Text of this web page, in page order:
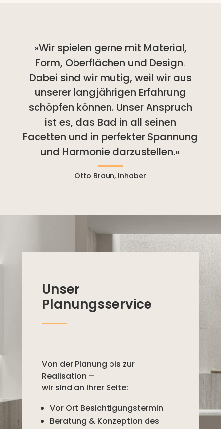
»Wir spielen gerne mit Material,
Form, Oberflächen und Design.
Dabei sind wir mutig, weil wir aus
unserer langjährigen Erfahrung
schöpfen können. Unser Anspruch
ist es, das Bad in all seinen
Facetten und in perfekter Spannung
und Harmonie darzustellen.«
Otto Braun, Inhaber
Unser
Planungsservice
Von der Planung bis zur
Realisation –
wir sind an Ihrer Seite:
Vor Ort Besichtigungstermin
Beratung & Konzeption des